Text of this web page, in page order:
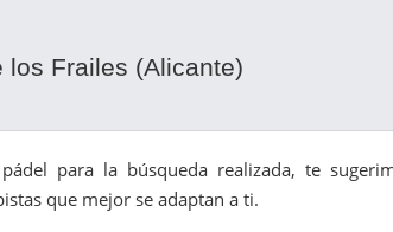
Frailes (Alicante)
para la búsqueda realizada, te
que mejor se adaptan a ti.